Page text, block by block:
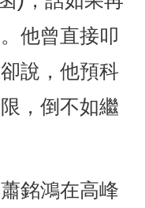
他曾直接叩
說，他預科
，倒不如繼
銘鴻在高峰